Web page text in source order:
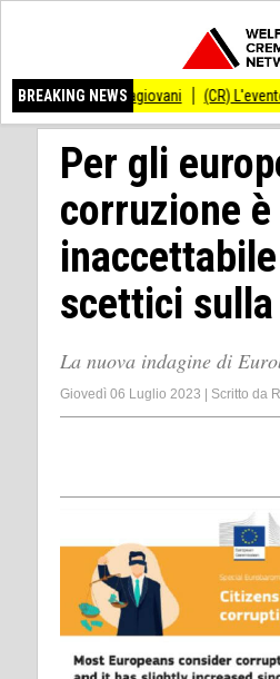
BREAKING NEWS
Informagiovani (CR) L'evento 'Gli
Per gli
corruzione è
scettici
La nuova indagine di
Giovedì 06 Luglio 2023 Scritto da